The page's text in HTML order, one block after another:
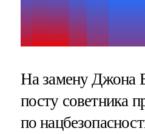
На замену Джона
посту советника
по